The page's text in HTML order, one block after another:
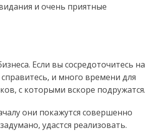
и очень приятные
Если вы сосредоточитесь на
и много времени для
с которыми вскоре подружатся.
они покажутся совершенно
удастся реализовать.